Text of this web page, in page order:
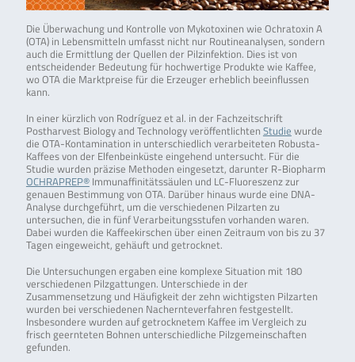
Die Überwachung und Kontrolle von Mykotoxinen wie Ochratoxin A
(OTA) in Lebensmitteln umfasst nicht nur Routineanalysen, sondern
auch die Ermittlung der Quellen der Pilzinfektion. Dies ist von
entscheidender Bedeutung für hochwertige Produkte wie Kaffee,
wo OTA die Marktpreise für die Erzeuger erheblich beeinflussen
kann.
In einer kürzlich von Rodríguez et al. in der Fachzeitschrift
Postharvest Biology and Technology veröffentlichten Studie wurde
die OTA-Kontamination in unterschiedlich verarbeiteten Robusta-
Kaffees von der Elfenbeinküste eingehend untersucht. Für die
Studie wurden präzise Methoden eingesetzt, darunter R-Biopharm
OCHRAPREP®Immunaffinitätssäulen und LC-Fluoreszenz zur
genauen Bestimmung von OTA. Darüber hinaus wurde eine DNA-
Analyse durchgeführt, um die verschiedenen Pilzarten zu
untersuchen, die in fünf Verarbeitungsstufen vorhanden waren.
Dabei wurden die Kaffeekirschen über einen Zeitraum von bis zu 37
Tagen eingeweicht, gehäuft und getrocknet.
Die Untersuchungen ergaben eine komplexe Situation mit 180
verschiedenen Pilzgattungen. Unterschiede in der
Zusammensetzung und Häufigkeit der zehn wichtigsten Pilzarten
wurden bei verschiedenen Nachernteverfahren festgestellt.
Insbesondere wurden auf getrocknetem Kaffee im Vergleich zu
frisch geernteten Bohnen unterschiedliche Pilzgemeinschaften
gefunden.